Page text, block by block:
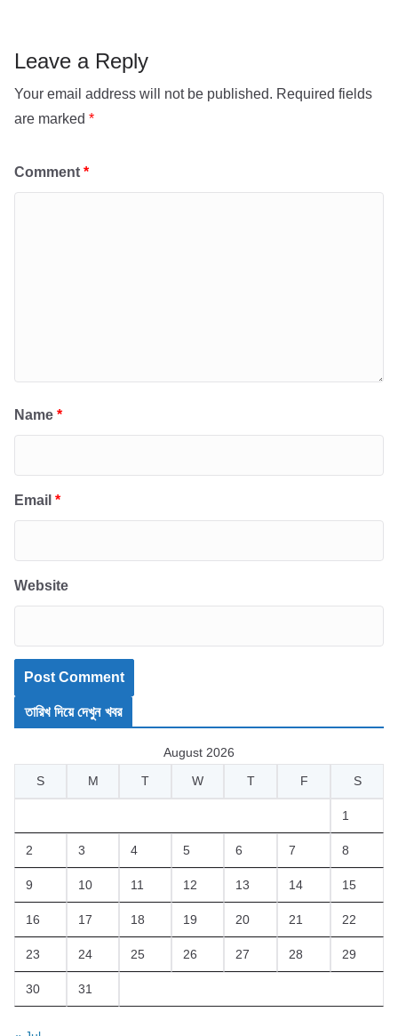
Leave a Reply
Your email address will not be published. Required fields
are marked *
Comment *
Name *
Email *
Website
তারিখ দিয়ে দেখুন খবর
August 2026
S
M T W T F S
1
2 3 4 5 6 7 8
9 10 11 12 13 14 15
16 17 18 19 20 21 22
23 24 25 26 27 28 29
30 31